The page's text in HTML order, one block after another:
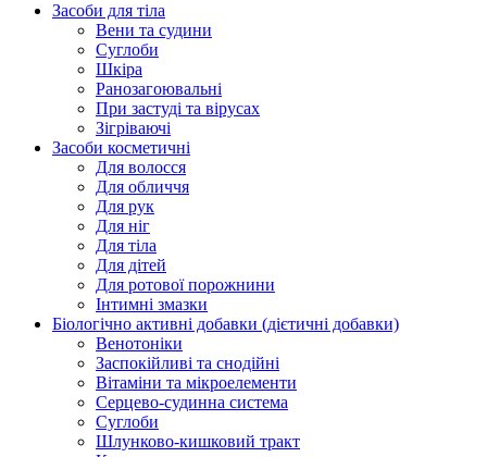
Засоби для тіла
Вени та судини
Суглоби
Шкіра
Ранозагоювальні
При застуді та вірусах
Зігріваючі
Засоби косметичні
Для волосся
Для обличчя
Для рук
Для ніг
Для тіла
Для дітей
Для ротової порожнини
Інтимні змазки
Біологічно активні добавки (дієтичні добавки)
Венотоніки
Заспокійливі та снодійні
Вітаміни та мікроелементи
Серцево-судинна система
Суглоби
Шлунково-кишковий тракт